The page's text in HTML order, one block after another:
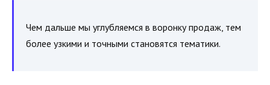
Чем дальше мы углубляемся в воронку продаж, тем
более узкими и точными становятся тематики.